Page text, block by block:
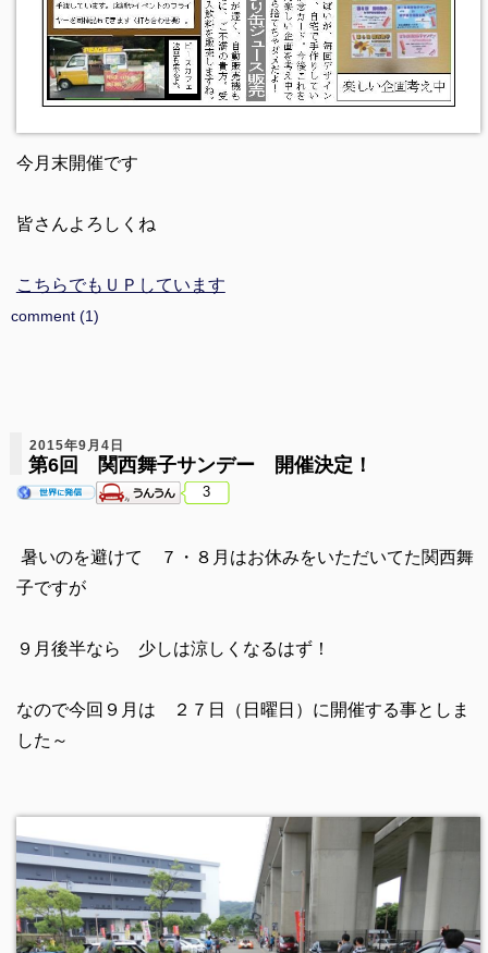
今月末開催です
皆さんよろしくね
こちらでもＵＰしています
comment (1)
2015年9月4日
第6回 関西舞子サンデー 開催決定！
3
暑いのを避けて ７・８月はお休みをいただいてた関西舞
子ですが
９月後半なら 少しは涼しくなるはず！
なので今回９月は ２７日（日曜日）に開催する事としま
した～